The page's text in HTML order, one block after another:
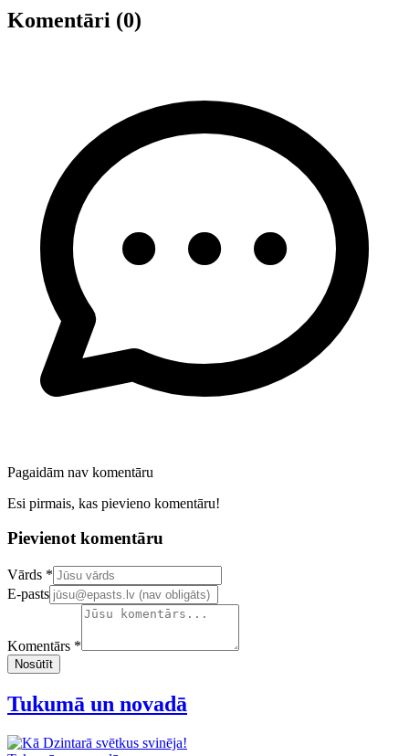
Komentāri (0)
Pagaidām nav komentāru
Esi pirmais, kas pievieno komentāru!
Pievienot komentāru
Confirm your email address
Vārds *
E-pasts
Komentārs *
Nosūtīt
Tukumā un novadā